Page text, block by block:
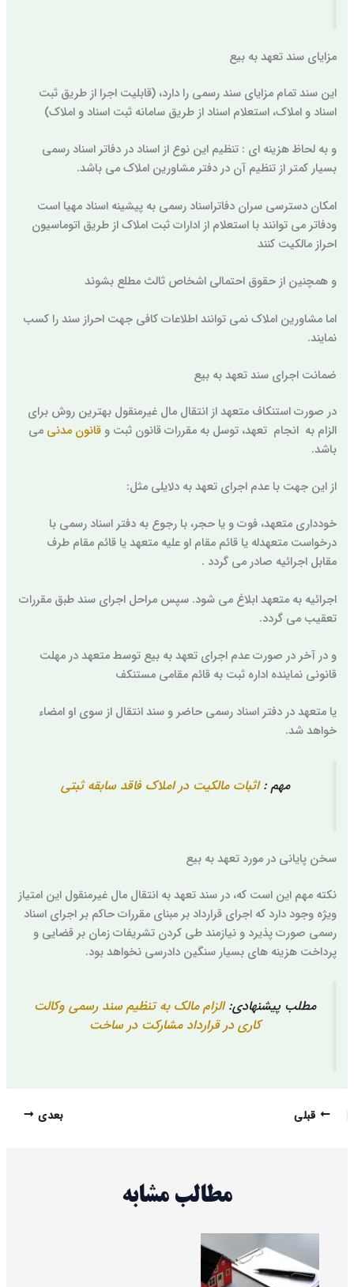
مزایای سند تعهد به بیع
این سند تمام مزایای سند رسمی را دارد، (قابلیت اجرا از طریق ثبت
اسناد و املاک، استعلام اسناد از طریق سامانه ثبت اسناد و املاک)
و به لحاظ هزینه ای : تنظیم این نوع از اسناد در دفاتر اسناد رسمی
بسیار کمتر از تنظیم آن در دفتر مشاورین املاک می باشد.
امکان دسترسی سران دفاتراسناد رسمی به پیشینه اسناد مهیا است
ودفاتر می توانند با استعلام از ادارات ثبت املاک از طریق اتوماسیون
احراز مالکیت کنند
و همچنین از حقوق احتمالی اشخاص ثالث مطلع بشوند
اما مشاورین املاک نمی توانند اطلاعات کافی جهت احراز سند را کسب
نمایند.
ضمانت اجرای سند تعهد به بیع
در صورت استنکاف متعهد از انتقال مال غیرمنقول بهترین روش برای
الزام به انجام تعهد، توسل به مقررات قانون ثبت وقانون مدنی می
باشد.
از این جهت با عدم اجرای تعهد به دلایلی مثل:
خودداری متعهد، فوت و یا حجر، با رجوع به دفتر اسناد رسمی با
درخواست متعهدله یا قائم مقام او علیه متعهد یا قائم مقام طرف
مقابل اجرائیه صادر می گردد .
اجرائیه به متعهد ابلاغ می شود. سپس مراحل اجرای سند طبق مقررات
تعقیب می گردد.
و در آخر در صورت عدم اجرای تعهد به بیع توسط متعهد در مهلت
قانونی نماینده اداره ثبت به قائم مقامی مستنکف
یا متعهد در دفتر اسناد رسمی حاضر و سند انتقال از سوی او امضاء
خواهد شد.
مهم :اثبات مالکیت در املاک فاقد سابقه ثبتی
سخن پایانی در مورد تعهد به بیع
نکته مهم این است که، در سند تعهد به انتقال مال غیرمنقول این امتیاز
ویژه وجود دارد که اجرای قرارداد بر مبنای مقررات حاکم بر اجرای اسناد
رسمی صورت پذیرد و نیازمند طی کردن تشریفات زمان بر قضایی و
پرداخت هزینه های بسیار سنگین دادرسی نخواهد بود.
مطلب پیشنهادی:الزام مالک به تنظیم سند رسمی وکالت
کاری در قرارداد مشارکت در ساخت
قبلی بعدی
مطالب مشابه